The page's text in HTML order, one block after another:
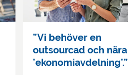
”Vi behöver en
outsourcad och nära
’ekonomiavdelning’.”